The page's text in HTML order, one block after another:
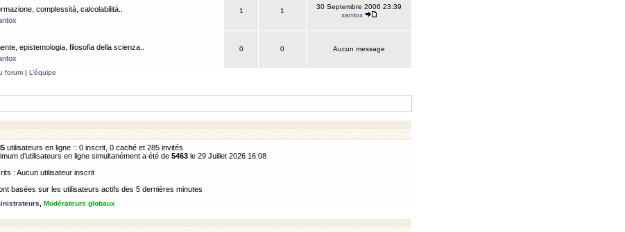
complessità, calcolabilità..
1 1
30 Septembre 2006 23:39
xantox
epistemologia, filosofia della scienza..
0 0 Aucun message
forum | L’équipe
utilisateurs en ligne :: 0 inscrit, 0 caché et 285 invités
d’utilisateurs en ligne simultanément a été de 5463 le 29 Juillet 2026 16:08
: Aucun utilisateur inscrit
basées sur les utilisateurs actifs des 5 dernières minutes
Modérateurs globaux